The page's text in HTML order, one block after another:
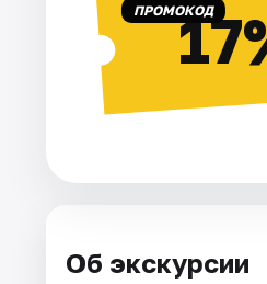
ПРОМОКОД
Об экскурсии